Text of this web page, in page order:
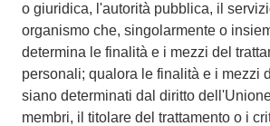
o giuridica, l'autorità pubblica, il
organismo che, singolarmente o
determina le finalità e i mezzi del
personali; qualora le finalità e i mezzi
siano determinati dal diritto
membri, il titolare del trattamento o i